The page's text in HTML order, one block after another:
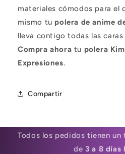
materiales cómodos para el
mismo tu polera de anime
lleva contigo todas las caras
Compra ahora tu polera
Expresiones.
Compartir
Todos los pedidos tienen
de 3 a 8 días